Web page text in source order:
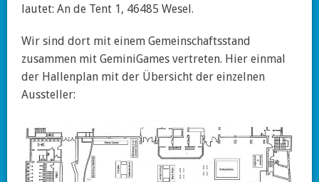
lautet: An de Tent 1, 46485 Wesel.
Wir sind dort mit einem Gemeinschaftsstand
zusammen mit GeminiGames vertreten. Hier einmal
der Hallenplan mit der Übersicht der einzelnen
Aussteller: